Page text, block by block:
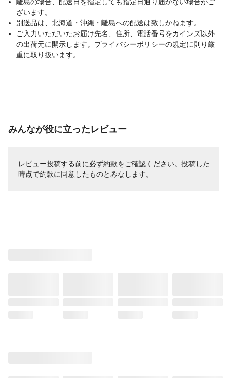
ざいます。
別送品は、北海道・沖縄・離島への配送は致しかねます。
ご入力いただいたお届け先名、住所、電話番号をカインズ以外
の出荷元に開示します。プライバシーポリシーの規定に則り厳
重に取り扱います。
みんなが役に立ったレビュー
レビュー投稿する前に必ず約款をご確認ください。投稿した
時点で約款に同意したものとみなします。